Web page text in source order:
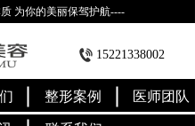
为你的美丽保驾护航----
15221338002
医师团队
整形案例